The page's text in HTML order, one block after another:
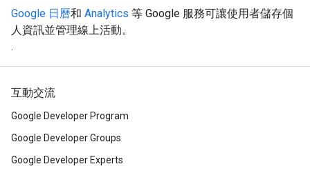
Google 日曆和 Analytics 等 Google 服務可讓使用者儲存個
人資訊並管理線上活動。
.
互動交流
Google Developer Program
Google Developer Groups
Google Developer Experts